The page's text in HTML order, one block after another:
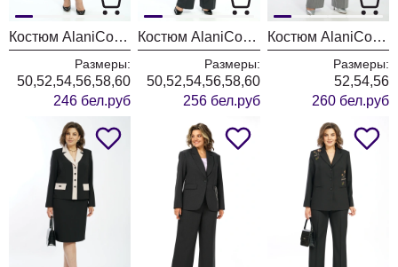
Костюм AlaniCollection 2606
Размеры:
50,52,54,56,58,60
246 бел.руб
Костюм AlaniCollection 2590
Размеры:
50,52,54,56,58,60
256 бел.руб
Костюм AlaniCollection 2586 белый + серый
Размеры:
52,54,56
260 бел.руб